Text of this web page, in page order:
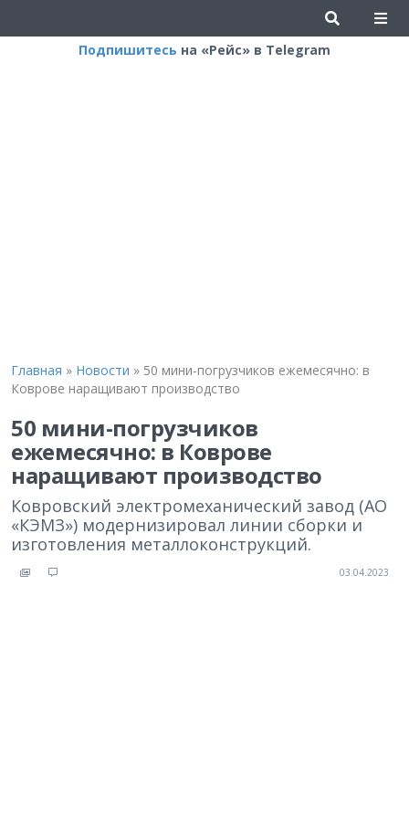
Подпишитесь на «Рейс» в Telegram
Главная » Новости » 50 мини-погрузчиков ежемесячно: в
Коврове наращивают производство
50 мини-погрузчиков
ежемесячно: в Коврове
наращивают производство
Ковровский электромеханический завод (АО
«КЭМЗ») модернизировал линии сборки и
изготовления металлоконструкций.
03.04.2023